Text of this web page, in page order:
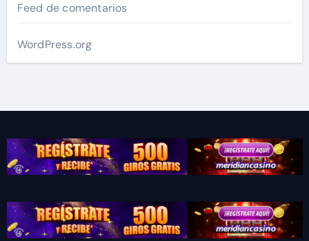
Feed de comentarios
WordPress.org